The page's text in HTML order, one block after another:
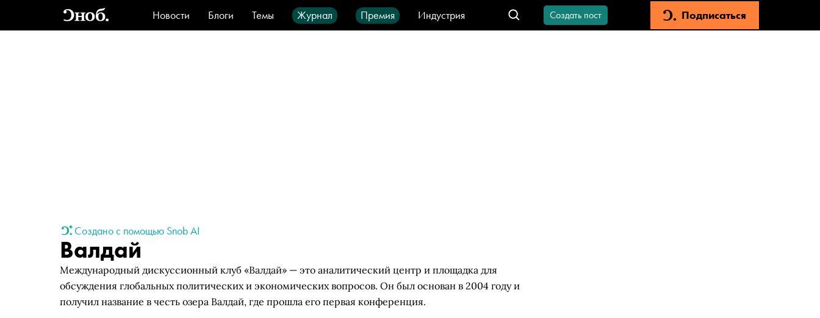
Новости Блоги Темы Журнал Премия
Индустрия
Стиль
Видео Город IT-продукты
Создать пост Подписаться
Создано с помощью Snob AI
Валдай
Международный дискуссионный клуб «Валдай» — это аналитический центр и площадка для
обсуждения глобальных политических и экономических вопросов. Он был основан в 2004 году и
получил название в честь озера Валдай, где прошла его первая конференция.